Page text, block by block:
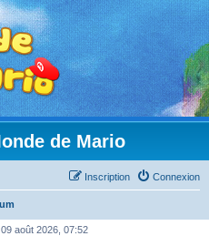
de Mario
Connexion
Inscription
août 2026, 07:52